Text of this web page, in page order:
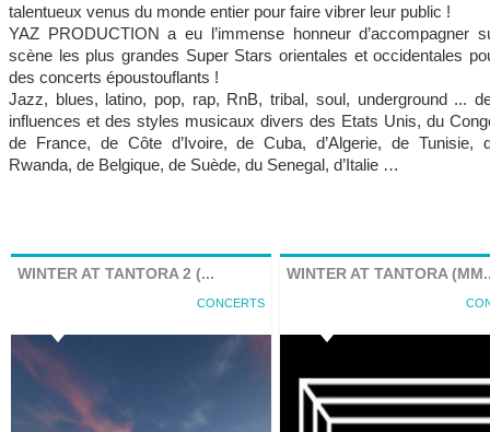
talentueux venus du monde entier pour faire vibrer leur public !
YAZ PRODUCTION a eu l’immense honneur d’accompagner
scène les plus grandes Super Stars orientales et occidentales
des concerts époustouflants !
Jazz, blues, latino, pop, rap, RnB, tribal, soul, underground ...
influences et des styles musicaux divers des Etats Unis, du
de France, de Côte d’Ivoire, de Cuba, d’Algerie, de Tunisie,
Rwanda, de Belgique, de Suède, du Senegal, d’Italie …
WINTER AT TANTORA 2 (...
CONCERTS
WINTER AT TANTORA